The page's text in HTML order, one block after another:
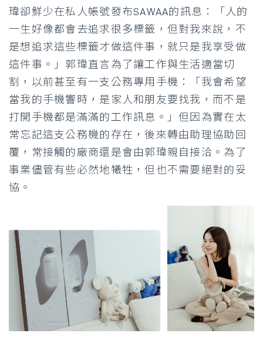
瑋卻鮮少在私人帳號發布SAWAA的訊息：「人的
一生好像都會去追求很多標籤，但對我來說，不
是想追求這些標籤才做這件事，就只是我享受做
這件事。」郭瑋直言為了讓工作與生活適當切
割，以前甚至有一支公務專用手機：「我會希望
當我的手機響時，是家人和朋友要找我，而不是
打開手機都是滿滿的工作訊息。」但因為實在太
常忘記這支公務機的存在，後來轉由助理協助回
覆，常接觸的廠商還是會由郭瑋親自接洽。為了
事業儘管有些必然地犧牲，但也不需要絕對的妥
協。